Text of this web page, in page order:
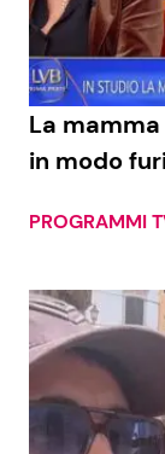
La
in modo
PROGRAMMI